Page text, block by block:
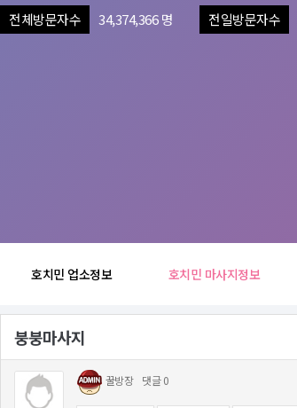
전체방문자수 34,374,366 명 전일방문자수
호치민 업소정보 호치민 마사지정보
붕붕마사지
꿀방장 댓글 0